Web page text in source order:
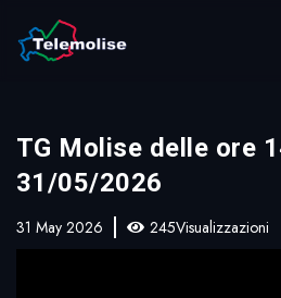
TG Molise delle ore
31/05/2026
31 May 2026 245Visualizzazioni